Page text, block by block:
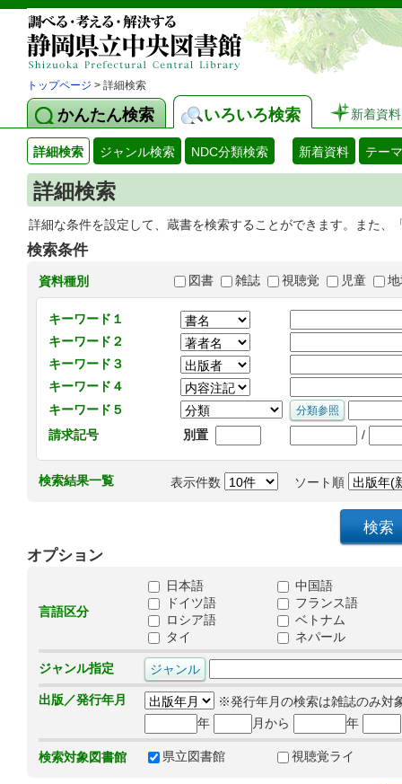
トップページ > 詳細検索
かんたん検索 いろいろ検索 新着資料
詳細検索 ジャンル検索 NDC分類検索 新着資料 テー
詳細検索
詳細な条件を設定して、蔵書を検索することができます。また
検索条件
資料種別 図書 雑誌 視聴覚 児童
キーワード１
キーワード２
キーワード３
キーワード４
キーワード５
請求記号
別置 /
検索結果一覧 表示件数 ソート順
オプション
言語区分
日本語
中国語
ドイツ語
フランス語
ロシア語
ベトナム
タイ
ネパール
ジャンル指定
出版／発行年月
※発行年月の検索は雑誌のみ対
年
月から 年
検索対象図書館 県立図書館 視聴覚ライ